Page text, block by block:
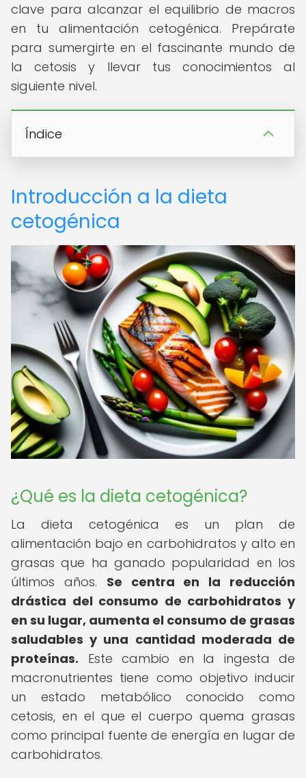
clave para alcanzar el equilibrio de macros
en tu alimentación cetogénica. Prepárate
para sumergirte en el fascinante mundo de
la cetosis y llevar tus conocimientos al
siguiente nivel.
Índice
Introducción a la dieta
cetogénica
¿Qué es la dieta cetogénica?
La dieta cetogénica es un plan de
alimentación bajo en carbohidratos y alto en
grasas que ha ganado popularidad en los
últimos años. Se centra en la reducción
drástica del consumo de carbohidratos y
en su lugar, aumenta el consumo de grasas
saludables y una cantidad moderada de
proteínas. Este cambio en la ingesta de
macronutrientes tiene como objetivo inducir
un estado metabólico conocido como
cetosis, en el que el cuerpo quema grasas
como principal fuente de energía en lugar de
carbohidratos.